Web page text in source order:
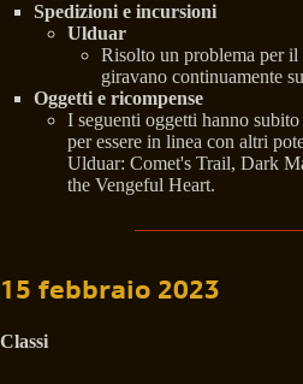
Spedizioni e incursioni
Ulduar
Risolto un problema per
giravano continuamente
Oggetti e ricompense
I seguenti oggetti hanno
per essere in linea con altri
Ulduar: Comet's Trail, Dark
the Vengeful Heart.
15 febbraio 2023
Classi